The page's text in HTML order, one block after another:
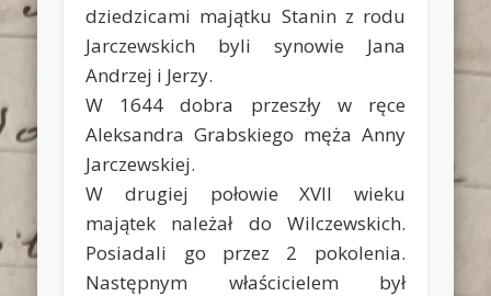
dziedzicami majątku Stanin z rodu
Jarczewskich byli synowie Jana
Andrzej i Jerzy.
W 1644 dobra przeszły w ręce
Aleksandra Grabskiego męża Anny
Jarczewskiej.
W drugiej połowie XVII wieku
majątek należał do Wilczewskich.
Posiadali go przez 2 pokolenia.
Następnym właścicielem był